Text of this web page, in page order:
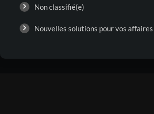
Non classifié(e)
Nouvelles solutions pour vos affaires